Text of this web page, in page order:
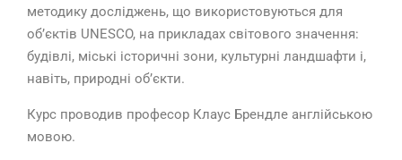
методику досліджень, що використовуються для
об’єктів UNESCO, на прикладах світового значення:
будівлі, міські історичні зони, культурні ландшафти і,
навіть, природні об’єкти.
Курс проводив професор Клаус Брендле англійською
мовою.